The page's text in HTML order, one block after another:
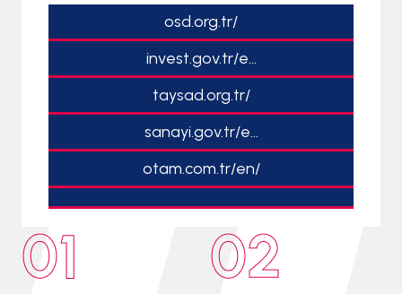
osd.org.tr/
invest.gov.tr/e...
taysad.org.tr/
sanayi.gov.tr/e...
otam.com.tr/en/
01 02